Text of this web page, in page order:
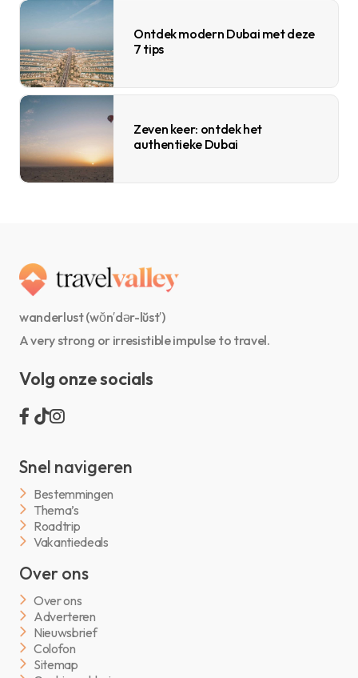
Ontdek modern Dubai met deze
7 tips
Zeven keer: ontdek het
authentieke Dubai
wanderlust (wŏn′dər-lŭst′)
A very strong or irresistible impulse to travel.
Volg onze socials
Snel navigeren
Bestemmingen
Thema’s
Roadtrip
Vakantiedeals
Over ons
Over ons
Adverteren
Nieuwsbrief
Colofon
Sitemap